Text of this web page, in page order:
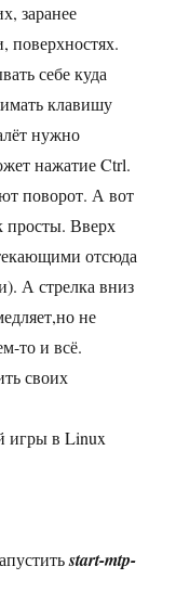
заранее
поверхностях.
себе куда
клавишу
нужно
нажатие Ctrl.
поворот. А вот
просты. Вверх
отсюда
А стрелка вниз
не
то и всё.
своих
игры в Linux
start-mtp-